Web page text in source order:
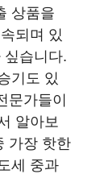
상품을
되며 있
싶습니다.
기도 있
가들이
알아보
가장 핫한
세 중과